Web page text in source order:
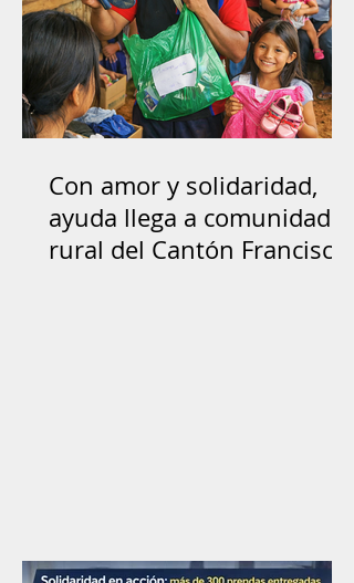
Con amor y solidaridad,
ayuda llega a comunidad
rural del Cantón Francisco